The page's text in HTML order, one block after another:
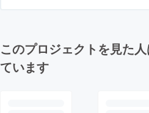
このプロジェクトを見た
ています